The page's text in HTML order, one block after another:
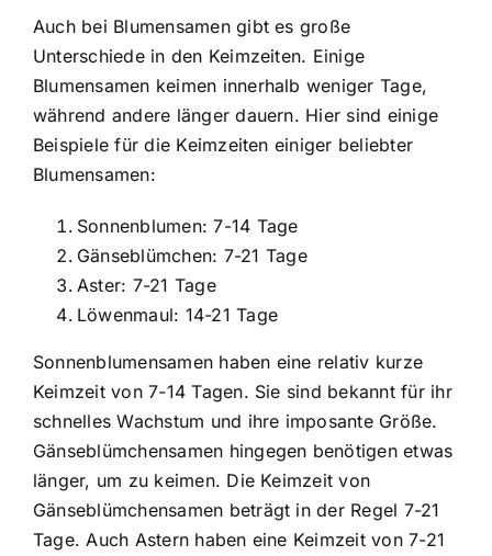
Auch bei Blumensamen gibt es große
Unterschiede in den Keimzeiten. Einige
Blumensamen keimen innerhalb weniger Tage,
während andere länger dauern. Hier sind einige
Beispiele für die Keimzeiten einiger beliebter
Blumensamen:
Sonnenblumen: 7-14 Tage
Gänseblümchen: 7-21 Tage
Aster: 7-21 Tage
Löwenmaul: 14-21 Tage
Sonnenblumensamen haben eine relativ kurze
Keimzeit von 7-14 Tagen. Sie sind bekannt für ihr
schnelles Wachstum und ihre imposante Größe.
Gänseblümchensamen hingegen benötigen etwas
länger, um zu keimen. Die Keimzeit von
Gänseblümchensamen beträgt in der Regel 7-21
Tage. Auch Astern haben eine Keimzeit von 7-21